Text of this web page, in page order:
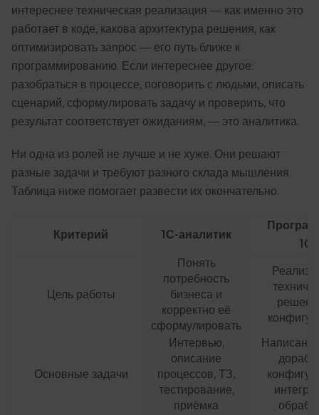
интереснее техническая реализация — как именно это
работает в коде, какова архитектура решения, как
оптимизировать запрос — его путь ближе к
программированию. Если интереснее другое:
разобраться в процессе, поговорить с людьми, описать
сценарий, сформулировать задачу и проверить, что
результат соответствует ожиданиям, — это аналитика.
Ни одна из ролей не лучше и не хуже. Они решают
разные задачи и требуют разного склада мышления.
Таблица ниже помогает развести их окончательно.
Критерий 1С-аналитик
1С
Цель работы
Понять
потребность
бизнеса и
корректно её
сформулировать
Основные задачи
Интервью,
описание
процессов, ТЗ,
тестирование,
приёмка